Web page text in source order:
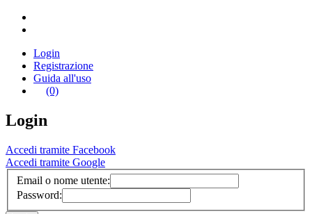
Login
Registrazione
Guida all'uso
(0)
Login
Accedi tramite Facebook
Accedi tramite Google
Email o nome utente:
Password: